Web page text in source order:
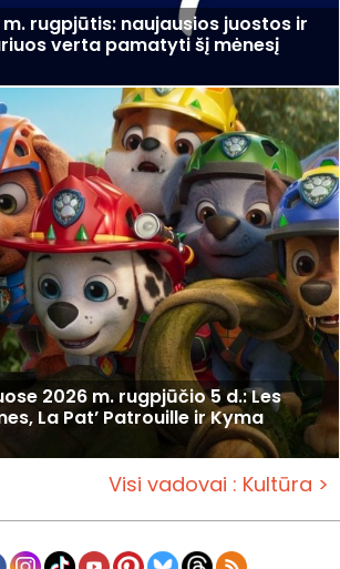
m. rugpjūtis: naujausios juostos ir
verta pamatyti šį mėnesį
2026 m. rugpjūčio 5 d.: Les
La Pat’ Patrouille ir Kyma
Visi vadovai : Kultūra >